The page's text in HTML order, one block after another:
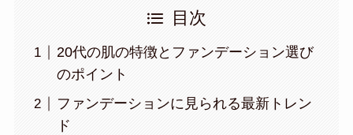
目次
20代の肌の特徴とファンデーション選び
のポイント
ファンデーションに見られる最新トレン
ド